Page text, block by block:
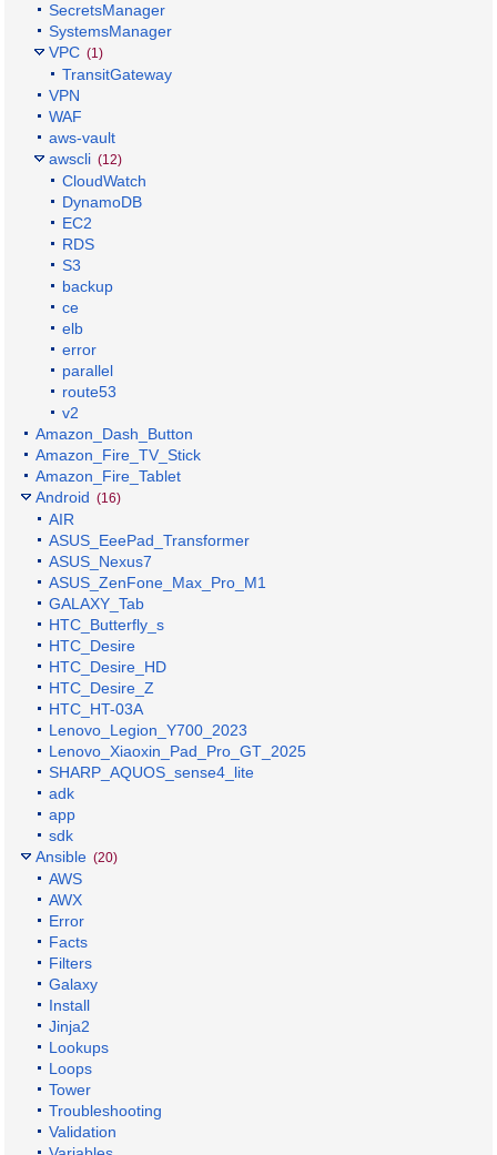
SecretsManager
SystemsManager
VPC (1)
TransitGateway
VPN
WAF
aws-vault
awscli (12)
CloudWatch
DynamoDB
EC2
RDS
S3
backup
ce
elb
error
parallel
route53
v2
Amazon_Dash_Button
Amazon_Fire_TV_Stick
Amazon_Fire_Tablet
Android (16)
AIR
ASUS_EeePad_Transformer
ASUS_Nexus7
ASUS_ZenFone_Max_Pro_M1
GALAXY_Tab
HTC_Butterfly_s
HTC_Desire
HTC_Desire_HD
HTC_Desire_Z
HTC_HT-03A
Lenovo_Legion_Y700_2023
Lenovo_Xiaoxin_Pad_Pro_GT_2025
SHARP_AQUOS_sense4_lite
adk
app
sdk
Ansible (20)
AWS
AWX
Error
Facts
Filters
Galaxy
Install
Jinja2
Lookups
Loops
Tower
Troubleshooting
Validation